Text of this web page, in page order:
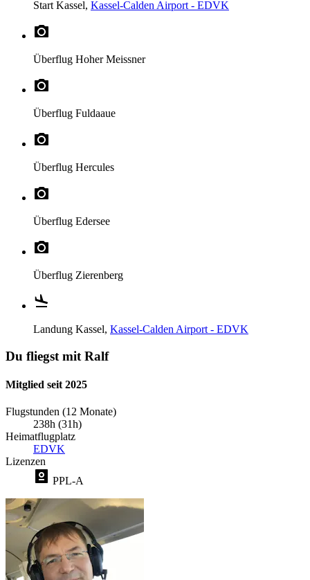
Start Kassel, Kassel-Calden Airport - EDVK
Überflug Hoher Meissner
Überflug Fuldaaue
Überflug Hercules
Überflug Edersee
Überflug Zierenberg
Landung Kassel, Kassel-Calden Airport - EDVK
Du fliegst mit Ralf
Mitglied seit 2025
Flugstunden (12 Monate)
238h (31h)
Heimatflugplatz
EDVK
Lizenzen
PPL-A